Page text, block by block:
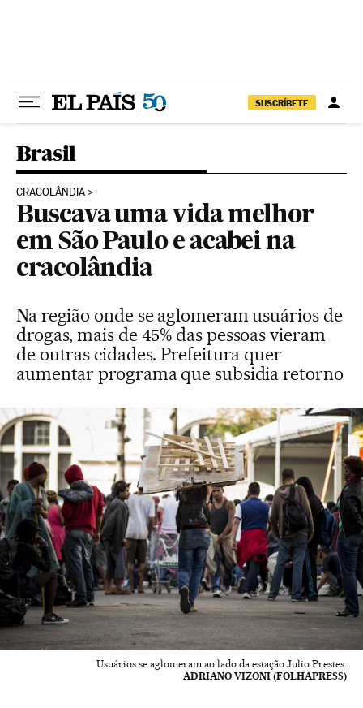
SUSCRÍBETE
Brasil
CRACOLÂNDIA
Buscava uma vida melhor
em São Paulo e acabei na
cracolândia
Na região onde se aglomeram usuários de
drogas, mais de 45% das pessoas vieram
de outras cidades. Prefeitura quer
aumentar programa que subsidia retorno
Usuários se aglomeram ao lado da estação Julio Prestes.
ADRIANO VIZONI (FOLHAPRESS)